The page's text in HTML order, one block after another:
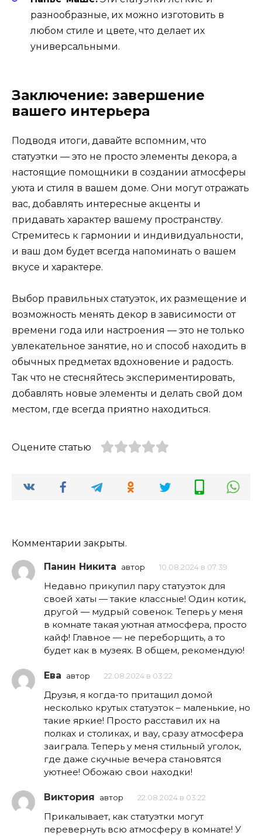
разнообразные, их можно изготовить в
любом стиле и цвете, что делает их
универсальными.
Заключение: завершение
вашего интерьера
Подводя итоги, давайте вспомним, что
статуэтки — это не просто элементы декора, а
настоящие помощники в создании атмосферы
уюта и стиля в вашем доме. Они могут отражать
вас, добавлять интересные акценты и
придавать характер вашему пространству.
Стремитесь к гармонии и индивидуальности,
и ваш дом будет всегда напоминать о вашем
вкусе и характере.
Выбор правильных статуэток, их размещение и
возможность менять декор в зависимости от
времени года или настроения — это не только
увлекательное занятие, но и способ находить в
обычных предметах вдохновение и радость.
Так что не стесняйтесь экспериментировать,
добавлять новые элементы и делать свой дом
местом, где всегда приятно находиться.
Оцените статью
Комментарии закрыты.
Панин Никита автор 10.08.2024 в 07:39
Недавно прикупил пару статуэток для
своей хаты — такие классные! Один котик,
другой — мудрый совенок. Теперь у меня
в комнате такая уютная атмосфера, просто
кайф! Главное — не переборщить, а то
будет как в музеях. В общем, рекомендую!
Ева автор 22.08.2024 в 03:22
Друзья, я когда-то притащил домой
несколько крутых статуэток – маленькие, но
такие яркие! Просто расставил их на
полках и столиках, и вау, сразу атмосфера
заиграла. Теперь у меня стильный уголок,
где даже скучные вечера становятся
уютнее! Обожаю свои находки!
Виктория автор 22.08.2024 в 03:22
Прикалывает, как статуэтки могут
перевернуть всю атмосферу в комнате! У